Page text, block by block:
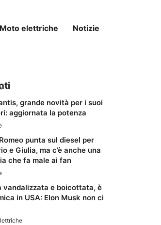
Moto elettriche Notizie
grande novità per i suoi
aggiornata la potenza
punta sul diesel per
e Giulia, ma c’è anche una
che fa male ai fan
vandalizzata e boicottata, è
in USA: Elon Musk non ci